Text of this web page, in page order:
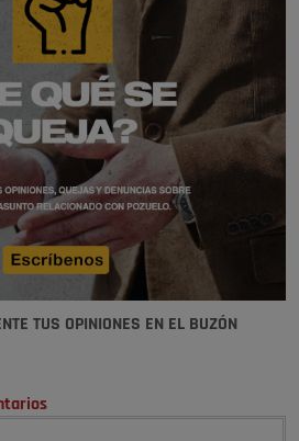
TUS OPINIONES EN EL BUZÓN